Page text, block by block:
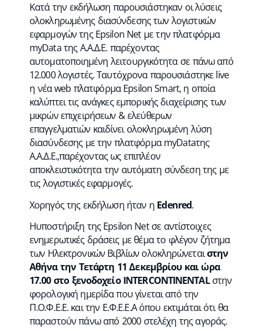
Κατά την εκδήλωση παρουσιάστηκαν οι λύσεις
ολοκληρωμένης διασύνδεσης των λογιστικών
εφαρμογών της Epsilon Net με την πλατφόρμα
myData της Α.Α.Δ.Ε. παρέχοντας
αυτοματοποιημένη λειτουργικότητα σε πάνω από
12.000 λογιστές. Ταυτόχρονα παρουσιάστηκε live
η νέα web πλατφόρμα Epsilon Smart, η οποία
καλύπτει τις ανάγκες εμπορικής διαχείρισης των
μικρών επιχειρήσεων & ελεύθερων
επαγγελματιών καιδίνει ολοκληρωμένη λύση
διασύνδεσης με την πλατφόρμα myDataτης
Α.Α.Δ.Ε.,παρέχοντας ως επιπλέον
αποκλειστικότητα την αυτόματη σύνδεση της με
τις λογιστικές εφαρμογές.
Χορηγός της εκδήλωση ήταν η Edenred.
Hυποστήριξη της Epsilon Net σε αντίστοιχες
ενημερωτικές δράσεις με θέμα το φλέγον ζήτημα
των Ηλεκτρονικών Βιβλίων ολοκληρώνεταιστην
Αθήνα την Τετάρτη 11 Δεκεμβρίου και ώρα
17.00 στο ξενοδοχείο INTERCONTINENTALστην
φορολογική ημερίδα που γίνεται από την
Π.Ο.Φ.Ε.Ε. και την Ε.Φ.Ε.Ε.Α όπου εκτιμάται ότι θα
παραστούν πάνω από 2000 στελέχη της αγοράς.